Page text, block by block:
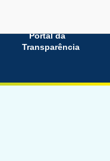
Portal da
Transparência